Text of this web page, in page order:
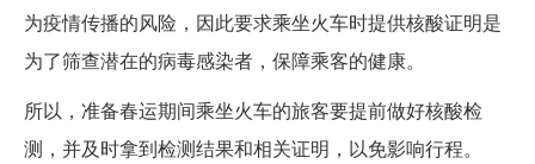
为疫情传播的风险，因此要求乘坐火车时提供核酸证明是
为了筛查潜在的病毒感染者，保障乘客的健康。
所以，准备春运期间乘坐火车的旅客要提前做好核酸检
测，并及时拿到检测结果和相关证明，以免影响行程。